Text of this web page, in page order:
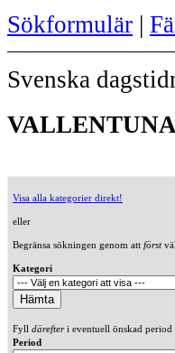
Sökformulär |
Svenska
Visa alla kategorier direkt!
eller
Begränsa sökningen genom att först
Kategori
Fyll därefteri eventuell önskad period
Period